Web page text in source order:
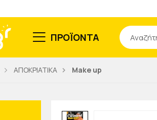
ΠΡΟΪΟΝΤΑ
Αναζήτηση
ΑΠΟΚΡΙΑΤΙΚΑ Make up